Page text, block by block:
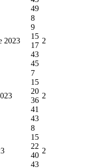
49
2023
8
9
15
17
43
45
2
7
15
20
36
41
43
2
8
15
22
40
43
2